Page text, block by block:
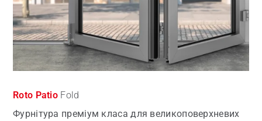
Roto Patio Fold
Фурнітура преміум класа для великоповерхневих